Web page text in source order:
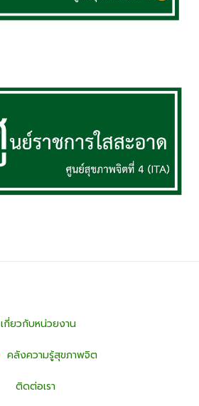
เกี่ยวกับหน่วยงาน
คลังความรู้สุขภาพจิต
ติดต่อเรา